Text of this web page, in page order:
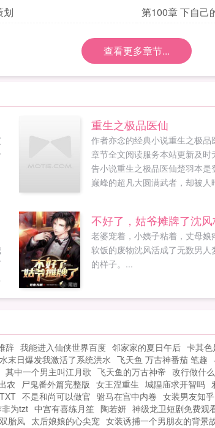
划 第100章 下自己
查看更多章节...
重生之极品医仙
作者亦念的经典小说重生之极品
章节全文阅读服务本站更新及时
告小说重生之极品医仙楚羽本是
巅峰的超凡大圆满武者，却被人
不好了，姑爷摊牌了沈
老婆宠着，小姨子粘着，丈母娘
软饭的废物沈风活成了无数男人
的样子。...
辞 我能进入仙侠世界百度 邻家家的夏日午后 卡其
末日爆发我激活了系统洪水 飞天鱼 万古神番茄 笔趣
其中一个男主叫江月歌 飞天鱼的万古神帝 改行做什
农 尸鬼番外篇完整版 女王涅重生 城隍庙求开智吗
不是和尚可以做官 驸马在宫中内卷 女装男友知乎
为tzt 中宫有喜练月笙 陶若妍 神级龙卫短剧免费观
双胎凤 太后娘娘的心尖宠 女装诱捕一个男朋友的背景